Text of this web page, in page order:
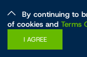
Nos collaborateurs
Dernières
Carrières
By continuing to
of cookies and Terms
I AGREE